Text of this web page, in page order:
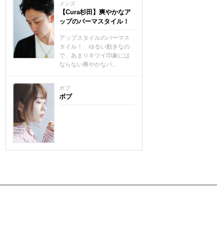
メンズ
【Cura杉田】爽やかなア
ップのパーマスタイル！
アップスタイルのパーマス
タイル！ ゆるい動きなの
で、あまりキツイ印象には
ならない爽やかなパ...
ボブ
ボブ